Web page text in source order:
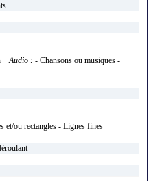
Audio : - Chansons ou musiques -
et/ou rectangles - Lignes fines